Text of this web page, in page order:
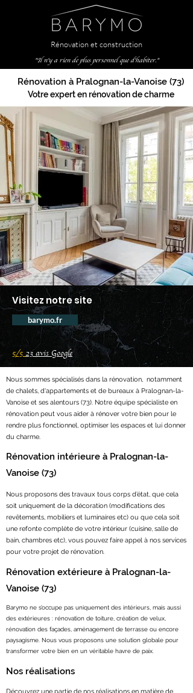
Rénovation et construction
"Il n'y a rien de plus personnel que d'habiter."
Rénovation à Pralognan-la-Vanoise (73)
Votre expert en rénovation de charme
Visitez notre site
barymo.fr
5/523 avis Google
Nous sommes spécialisés dans la rénovation, notamment
de chalets, d'appartements et de bureaux à Pralognan-la-
Vanoise et ses alentours (73). Notre équipe spécialiste en
rénovation peut vous aider à rénover votre bien pour le
rendre plus fonctionnel, optimiser les espaces et lui donner
du charme.
Rénovation intérieure à Pralognan-la-
Vanoise (73)
Nous proposons des travaux tous corps d’état, que cela
soit uniquement de la décoration (modifications des
revêtements, mobiliers et luminaires etc) ou que cela soit
une refonte complète de votre intérieur (cuisine, salle de
bain, chambres etc), vous pouvez faire appel à nos services
pour votre projet de rénovation.
Rénovation extérieure à Pralognan-la-
Vanoise (73)
Barymo ne s’occupe pas uniquement des intérieurs, mais aussi
des extérieures : rénovation de toiture, création de velux,
rénovation des façades, aménagement de terrasse ou encore
paysagisme. Nous vous proposons une solution globale pour
transformer votre bien en un véritable havre de paix.
Nos réalisations